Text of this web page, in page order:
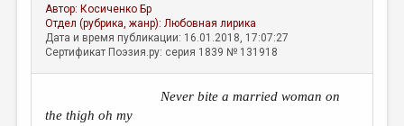
КОММЕНТАРИИ
ЛИТСАЛОН
ПРАВИЛА САЙТА
Автор: Косиченко Бр
Отдел (рубрика, жанр):Любовная лирика
Дата и время публикации: 16.01.2018, 17:07:27
Сертификат Поэзия.ру: серия 1839 № 131918
Never bite a married woman on
the thigh oh my